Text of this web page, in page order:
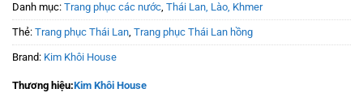
Danh mục: Trang phục các nước, Thái Lan, Lào, Khmer
Thẻ: Trang phục Thái Lan, Trang phục Thái Lan hồng
Brand: Kim Khôi House
Thương hiệu:Kim Khôi House